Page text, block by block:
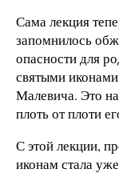
Сама лекция
запомнилось
опасности для
святыми
Малевича. Это
плоть от плоти
С этой лекции,
иконам стала